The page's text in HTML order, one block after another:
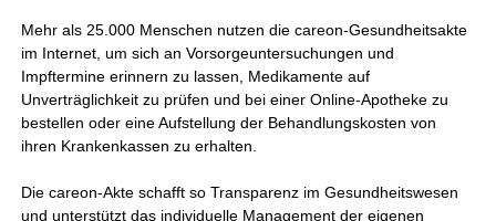
Mehr als 25.000 Menschen nutzen die careon-Gesundheitsakte
im Internet, um sich an Vorsorgeuntersuchungen und
Impftermine erinnern zu lassen, Medikamente auf
Unverträglichkeit zu prüfen und bei einer Online-Apotheke zu
bestellen oder eine Aufstellung der Behandlungskosten von
ihren Krankenkassen zu erhalten.
Die careon-Akte schafft so Transparenz im Gesundheitswesen
und unterstützt das individuelle Management der eigenen